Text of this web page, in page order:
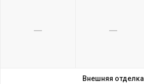
Внешняя отделка